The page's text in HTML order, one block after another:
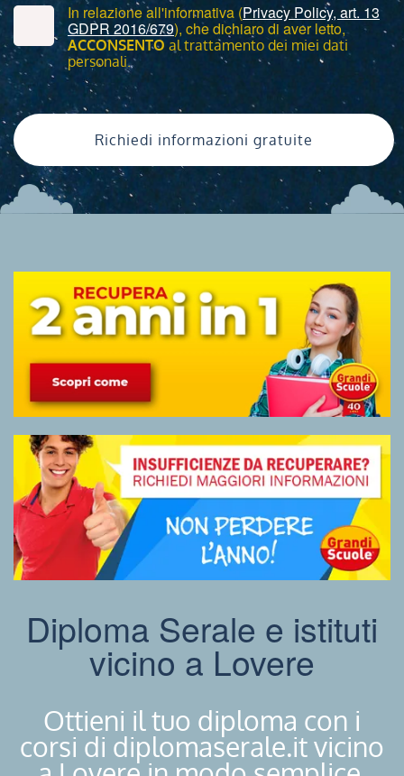
In relazione all'informativa (Privacy Policy, art. 13
GDPR 2016/679), che dichiaro di aver letto,
ACCONSENTO al trattamento dei miei dati
personali.
Diploma Serale e istituti
vicino a Lovere
Ottieni il tuo diploma con i
corsi di diplomaserale.it vicino